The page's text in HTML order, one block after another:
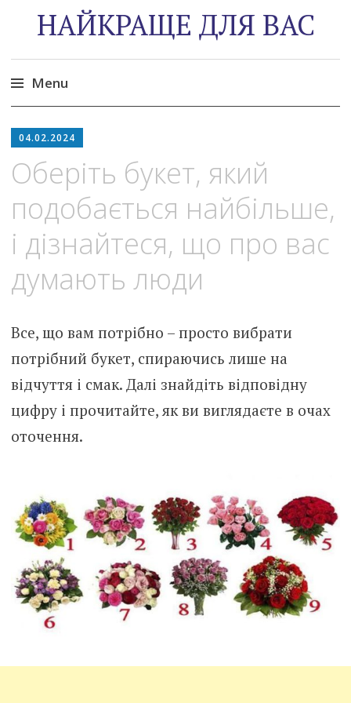
НАЙКРАЩЕ ДЛЯ ВАС
Menu
to
content
04.02.2024
Оберіть букет, який
подобається найбільше,
і дізнайтеся, що про вас
думають люди
Все, що вам потрібно – просто вибрати
потрібний букет, спираючись лише на
відчуття і смак. Далі знайдіть відповідну
цифру і прочитайте, як ви виглядаєте в очах
оточення.